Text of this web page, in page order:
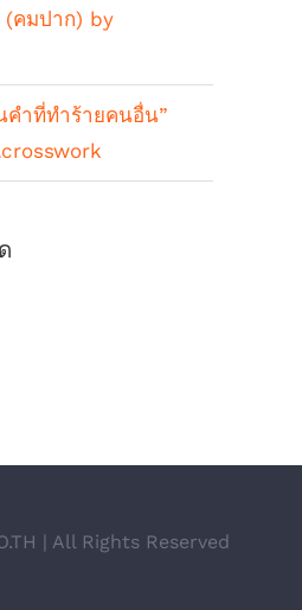
(คมปาก) by
คำที่ทำร้ายคนอื่น”
| All Rights Reserved